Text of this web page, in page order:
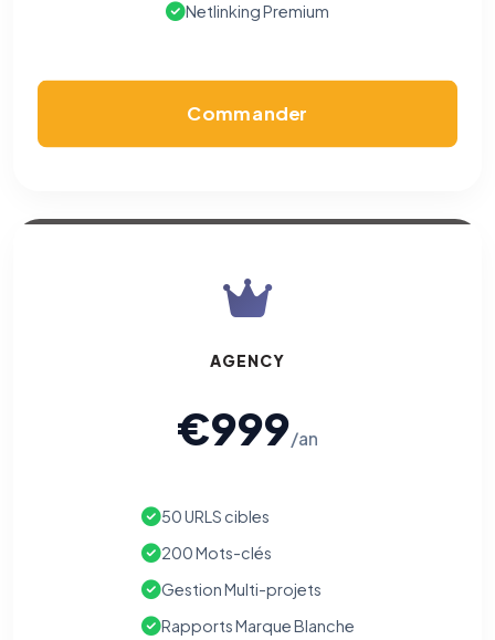
Netlinking Premium
Commander
AGENCY
€999/an
50 URLS cibles
200 Mots-clés
Gestion Multi-projets
Rapports Marque Blanche